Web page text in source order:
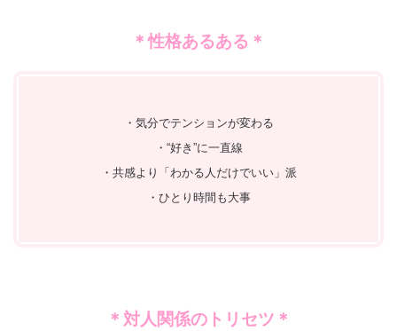
＊性格あるある＊
・気分でテンションが変わる
・“好き”に一直線
・共感より「わかる人だけでいい」派
・ひとり時間も大事
＊対人関係のトリセツ＊